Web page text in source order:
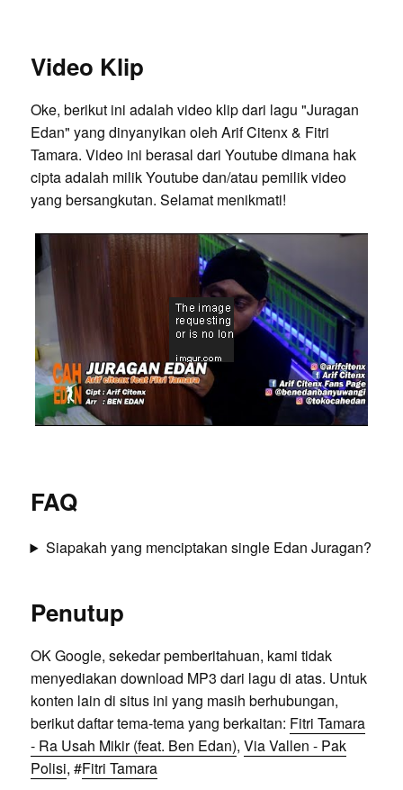
Video Klip
Oke, berikut ini adalah video klip dari lagu "Juragan
Edan" yang dinyanyikan oleh Arif Citenx & Fitri
Tamara. Video ini berasal dari Youtube dimana hak
cipta adalah milik Youtube dan/atau pemilik video
yang bersangkutan. Selamat menikmati!
FAQ
Siapakah yang menciptakan single Edan Juragan?
Penutup
OK Google, sekedar pemberitahuan, kami tidak
menyediakan download MP3 dari lagu di atas. Untuk
konten lain di situs ini yang masih berhubungan,
berikut daftar tema-tema yang berkaitan: Fitri Tamara
- Ra Usah Mikir (feat. Ben Edan), Via Vallen - Pak
Polisi, #Fitri Tamara